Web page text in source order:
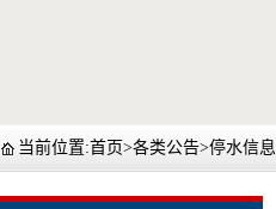
当前位置:首页>各类公告>停水信息